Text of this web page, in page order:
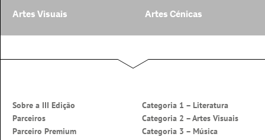
Artes Visuais
Artes Cénicas
Sobre a III Edição
Parceiros
Parceiro Premium
Categoria 1 – Literatura
Categoria 2 – Artes Visuais
Categoria 3 – Música